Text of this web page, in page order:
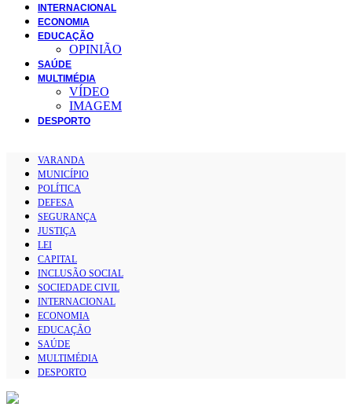
INTERNACIONAL
ECONOMIA
EDUCAÇÃO
OPINIÃO
SAÚDE
MULTIMÉDIA
VÍDEO
IMAGEM
DESPORTO
VARANDA
MUNICÍPIO
POLÍTICA
DEFESA
SEGURANÇA
JUSTIÇA
LEI
CAPITAL
INCLUSÃO SOCIAL
SOCIEDADE CIVIL
INTERNACIONAL
ECONOMIA
EDUCAÇÃO
SAÚDE
MULTIMÉDIA
DESPORTO